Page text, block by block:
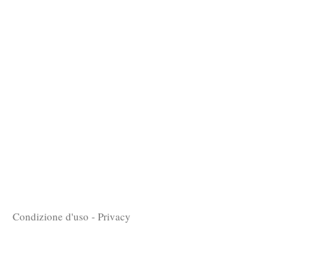
Condizione d'uso - Privacy